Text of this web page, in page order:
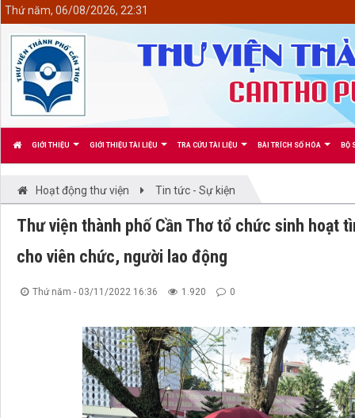
GIỚI THIỆU GIỚI THIỆU TÀI LIỆU TRA CỨU TÀI LIỆU BÀI TRÍCH SỐ HÓA BỘ
Thứ năm, 06/08/2026, 22:31
Hoạt động thư viện Tin tức - Sự kiện
Thư viện thành phố Cần Thơ tổ chức sinh hoạt
cho viên chức, người lao động
Thứ năm - 03/11/2022 16:36 1.920 0
<